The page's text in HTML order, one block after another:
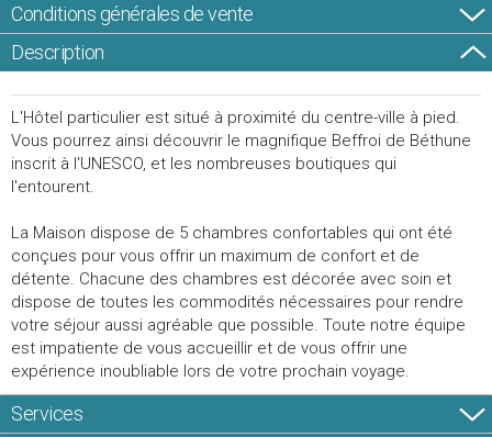
Conditions générales de vente
Description
L'Hôtel particulier est situé à proximité du centre-ville à pied.
Vous pourrez ainsi découvrir le magnifique Beffroi de Béthune
inscrit à l'UNESCO, et les nombreuses boutiques qui
l'entourent.
La Maison dispose de 5 chambres confortables qui ont été
conçues pour vous offrir un maximum de confort et de
détente. Chacune des chambres est décorée avec soin et
dispose de toutes les commodités nécessaires pour rendre
votre séjour aussi agréable que possible. Toute notre équipe
est impatiente de vous accueillir et de vous offrir une
expérience inoubliable lors de votre prochain voyage.
Services